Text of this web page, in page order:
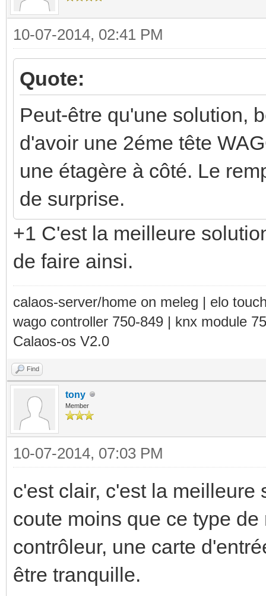
10-07-2014, 02:41 PM
Quote:
Peut-être qu'une solution,
d'avoir une 2éme tête
une étagère à côté. Le
de surprise.
+1 C'est la meilleure
de faire ainsi.
calaos-server/home on meleg | elo
wago controller 750-849 | knx module
Calaos-os V2.0
Find
tony
Member
10-07-2014, 07:03 PM
c'est clair, c'est la meilleure
coute moins que ce type
contrôleur, une carte
être tranquille.